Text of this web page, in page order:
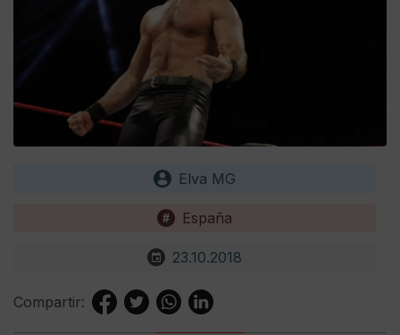
Elva MG
España
23.10.2018
Compartir: